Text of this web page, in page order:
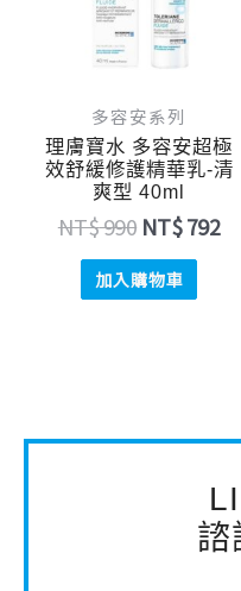
多容安系列
理膚寶水 多容安超極
效舒緩修護精華乳-清
爽型 40ml
NT$990 NT$792
加入購物車
諮